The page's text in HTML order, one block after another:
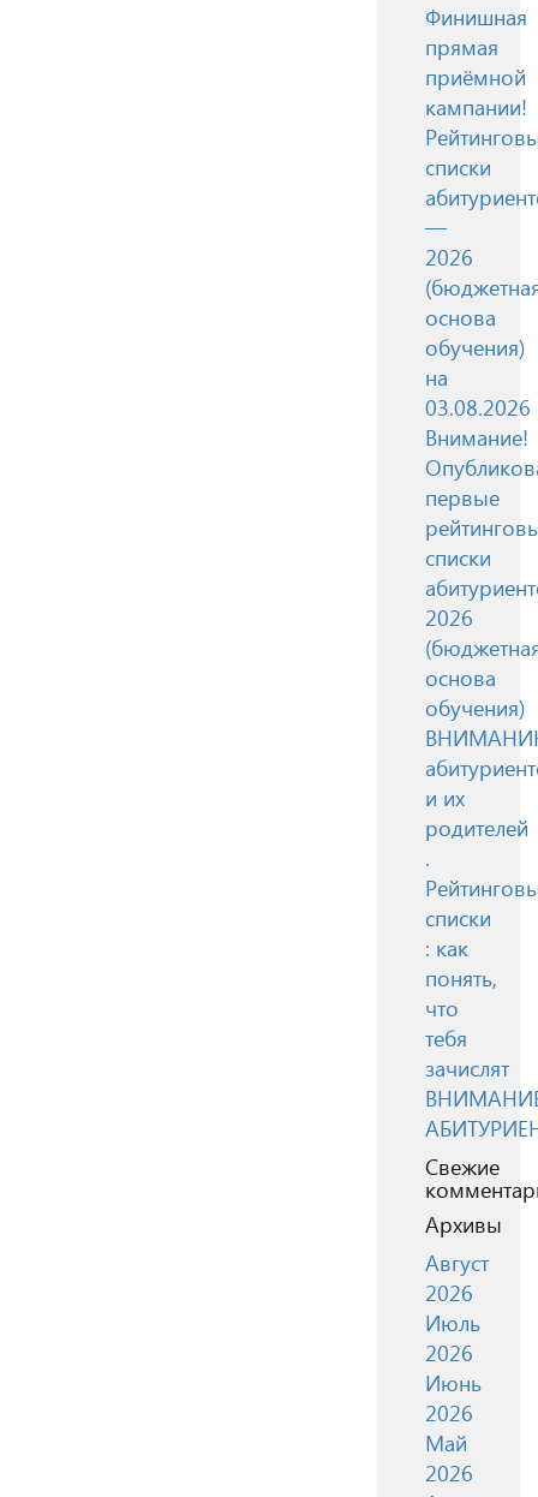
Финишная
прямая
приёмной
кампании!
списки
—
2026
основа
обучения)
на
03.08.2026
Внимание!
первые
списки
2026
основа
обучения)
и их
родителей
.
списки
: как
понять,
что
тебя
зачислят
Свежие
Архивы
Август
2026
Июль
2026
Июнь
2026
Май
2026